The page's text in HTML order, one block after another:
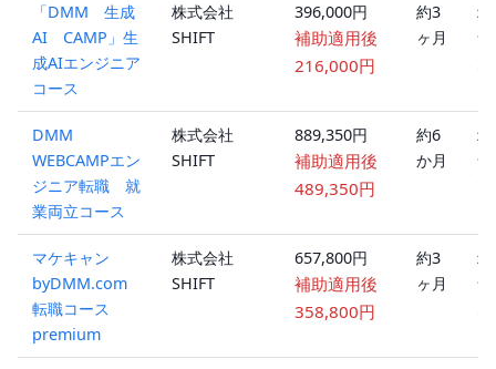
「DMM 生成
AI CAMP」生
成AIエンジニア
コース
株式会社
SHIFT
396,000円
補助適用後
216,000円
約3
ヶ月
オ
ラ
DMM
WEBCAMPエン
ジニア転職 就
業両立コース
株式会社
SHIFT
889,350円
補助適用後
489,350円
約6
か月
オ
ラ
マケキャン
byDMM.com
転職コース
premium
株式会社
SHIFT
657,800円
補助適用後
358,800円
約3
ヶ月
オ
ラ